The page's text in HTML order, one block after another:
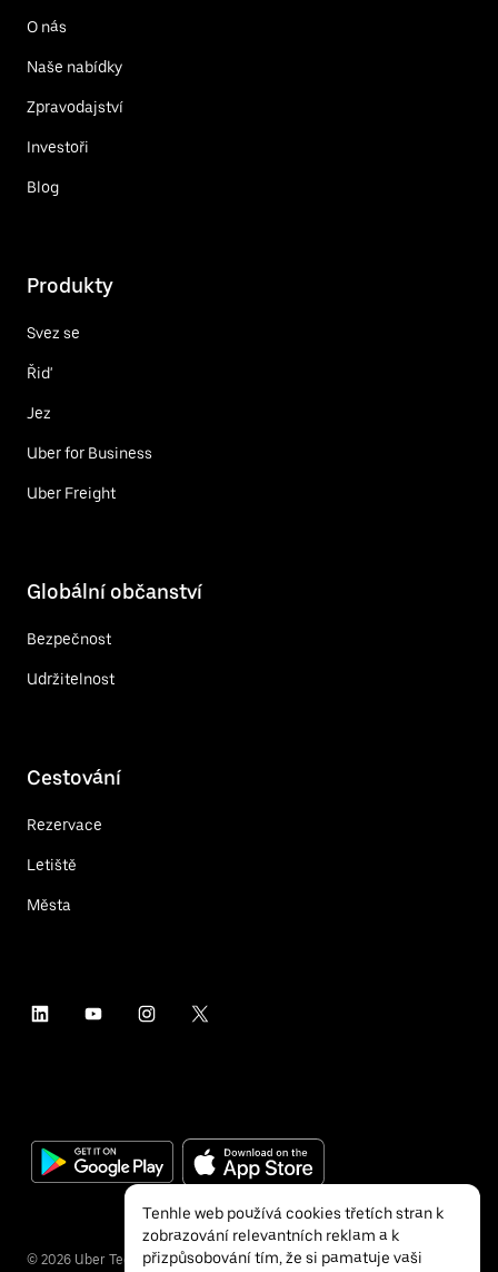
O nás
Naše nabídky
Zpravodajství
Investoři
Blog
Produkty
Svez se
Řiď
Jez
Uber for Business
Uber Freight
Globální občanství
Bezpečnost
Udržitelnost
Cestování
Rezervace
Letiště
Města
© 2026 Uber Technologies Inc.
Tenhle web používá cookies třetích stran k
zobrazování relevantních reklam a k
přizpůsobování tím, že si pamatuje vaši